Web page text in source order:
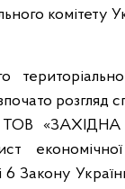
комітету
розгляд
ТОВ
економічної
6 Закону